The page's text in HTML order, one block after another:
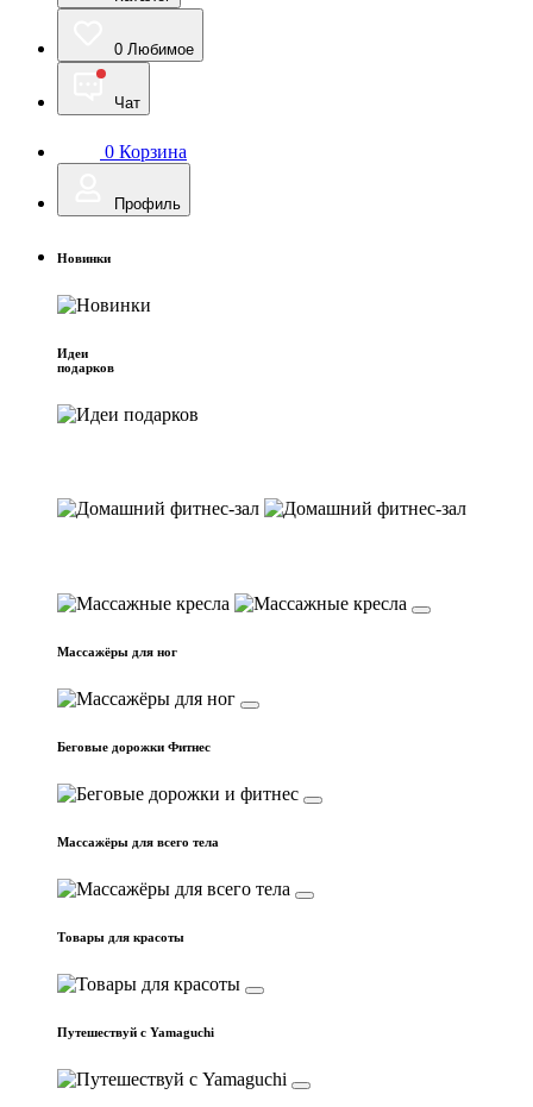
0 Любимое
Чат
0 Корзина
Профиль
Новинки
Идеи
подарков
Массажёры для ног
Беговые дорожки Фитнес
Массажёры для всего тела
Товары для красоты
Путешествуй с Yamaguchi